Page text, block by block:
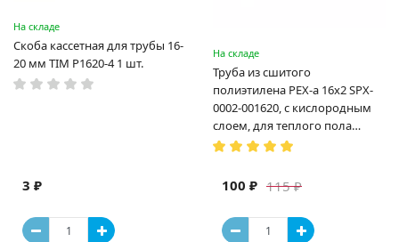
На складе
Скоба кассетная для трубы 16-
20 мм TIM P1620-4 1 шт.
3 ₽
На складе
Труба из сшитого
полиэтилена PEX-a 16х2 SPX-
0002-001620, с кислородным
слоем, для теплого пола
(Испания)
115 ₽
100 ₽